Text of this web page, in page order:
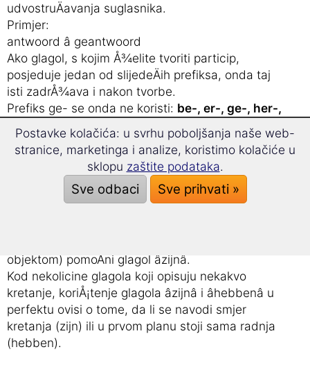
udvostruÄavanja suglasnika.
Primjer:
antwoord â geantwoord
Ako glagol, s kojim Å¾elite tvoriti particip,
posjeduje jedan od slijedeÄih prefiksa, onda taj
isti zadrÅ¾ava i nakon tvorbe.
Prefiks ge- se onda ne koristi: be-, er-, ge-, her-,
âHebbenâ ili âzijnâ kao pomoÄni glagol
za tvorbu perfekta?
objektom) pomoÄni glagol âzijnâ.
Kod nekolicine glagola koji opisuju nekakvo
kretanje, koriÅ¡tenje glagola âzijnâ i âhebbenâ u
perfektu ovisi o tome, da li se navodi smjer
kretanja (zijn) ili u prvom planu stoji sama radnja
(hebben).
Postavke kolačića: u svrhu poboljšanja naše web-
stranice, marketinga i analize, koristimo kolačiće u
sklopu zaštite podataka.
Sve odbaci Sve prihvati »